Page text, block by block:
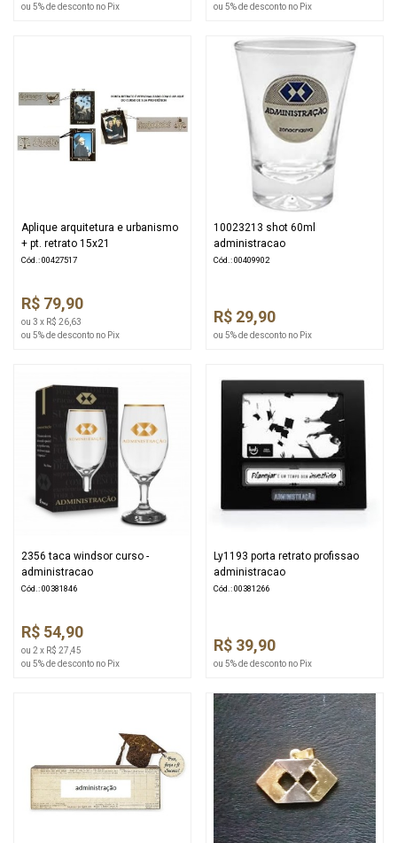
ou 5% de desconto no Pix
ou 5% de desconto no Pix
Aplique arquitetura e urbanismo
+ pt. retrato 15x21
Cód.: 00427517
R$ 79,90
ou 3 x R$ 26,63
ou 5% de desconto no Pix
10023213 shot 60ml
administracao
Cód.: 00409902
R$ 29,90
ou 5% de desconto no Pix
2356 taca windsor curso -
administracao
Cód.: 00381846
R$ 54,90
ou 2 x R$ 27,45
ou 5% de desconto no Pix
Ly1193 porta retrato profissao
administracao
Cód.: 00381266
R$ 39,90
ou 5% de desconto no Pix